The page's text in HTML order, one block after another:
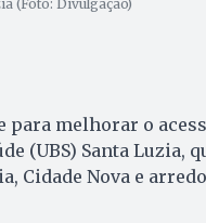
(Foto: Divulgação)
melhorar o
(UBS) Santa Luzia,
Cidade Nova e